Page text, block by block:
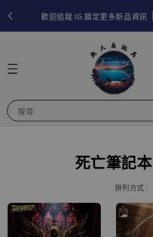
歡迎追蹤 IG 鎖定更多新品資訊
搜尋
死亡筆記本
排列方式 :